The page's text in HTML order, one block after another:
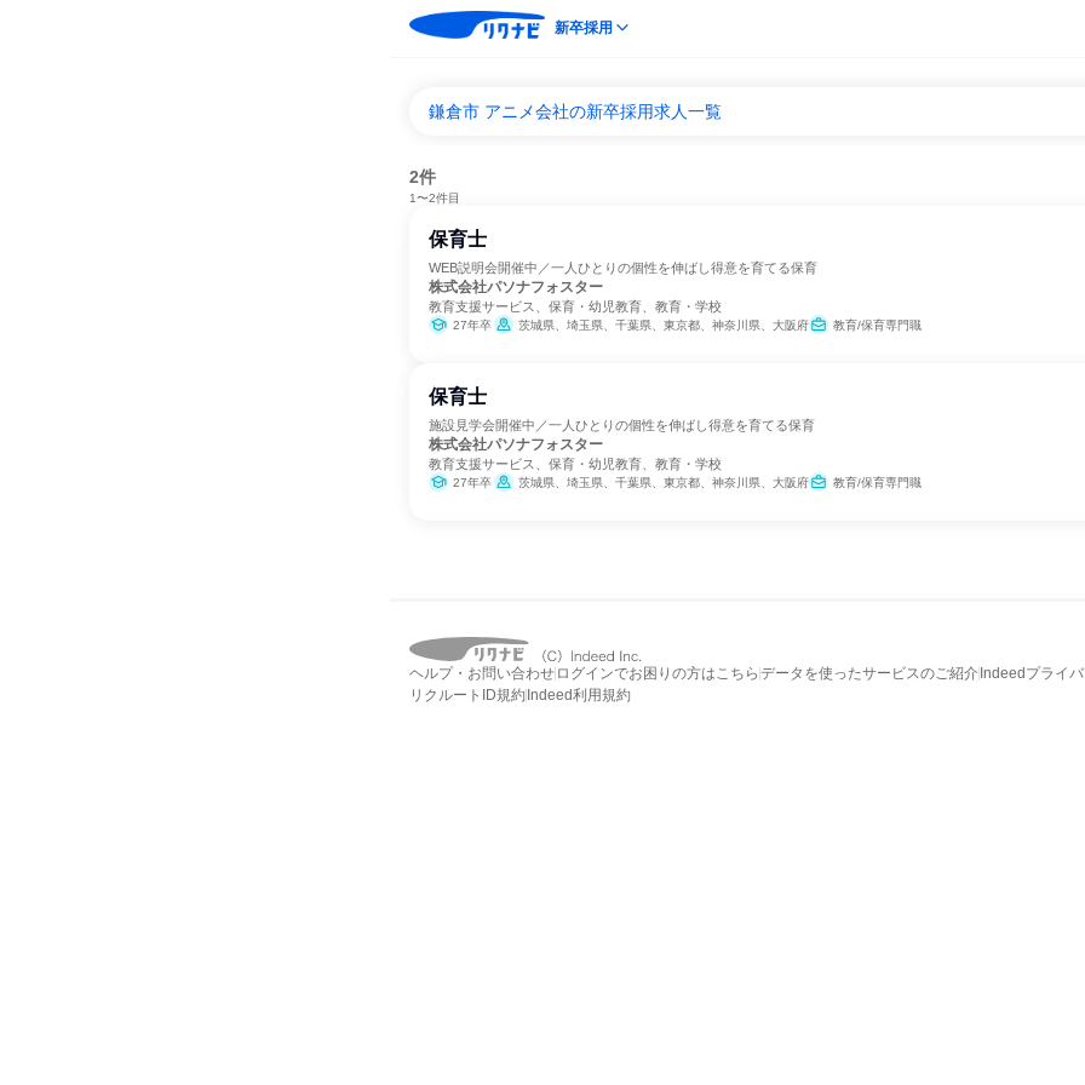
新卒採用
鎌倉市 アニメ会社の新卒採用求人一覧
2件
1〜2件目
保育士
WEB説明会開催中／一人ひとりの個性を伸ばし得意を育てる保育
株式会社パソナフォスター
教育支援サービス、保育・幼児教育、教育・学校
27年卒 茨城県、埼玉県、千葉県、東京都、神奈川県、大阪府 教育/保育専門職
保育士
施設見学会開催中／一人ひとりの個性を伸ばし得意を育てる保育
株式会社パソナフォスター
教育支援サービス、保育・幼児教育、教育・学校
27年卒 茨城県、埼玉県、千葉県、東京都、神奈川県、大阪府 教育/保育専門職
ヘルプ・お問い合わせ ログインでお困りの方はこちら データを使ったサービスのご紹介 Indeedプライ
リクルートID規約 Indeed利用規約